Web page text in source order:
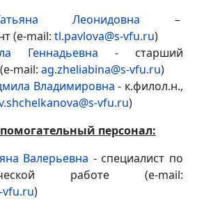
Леонидовна –
(e-mail: tl.pavlova@s-vfu.ru)
Геннадьевна - старший
mail: ag.zheliabina@s-vfu.ru)
Владимировна - к.филол.н.,
vfu.ru)
персонал:
Валерьевна - специалист по
работе (e-mail:
vfu.ru)